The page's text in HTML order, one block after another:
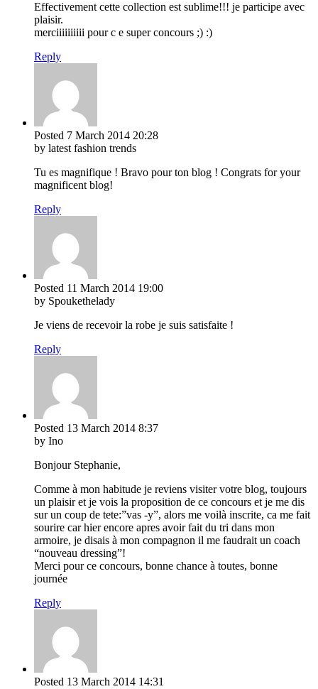
Effectivement cette collection est sublime!!! je participe avec
plaisir.
merciiiiiiiiii pour c e super concours ;) :)
Reply
Posted 7 March 2014 20:28
by latest fashion trends
Tu es magnifique ! Bravo pour ton blog ! Congrats for your
magnificent blog!
Reply
Posted 11 March 2014 19:00
by Spoukethelady
Je viens de recevoir la robe je suis satisfaite !
Reply
Posted 13 March 2014 8:37
by Ino
Bonjour Stephanie,
Comme à mon habitude je reviens visiter votre blog, toujours
un plaisir et je vois la proposition de ce concours et je me dis
sur un coup de tete:”vas -y”, alors me voilà inscrite, ca me fait
sourire car hier encore apres avoir fait du tri dans mon
armoire, je disais à mon compagnon il me faudrait un coach
“nouveau dressing”!
Merci pour ce concours, bonne chance à toutes, bonne
journée
Reply
Posted 13 March 2014 14:31